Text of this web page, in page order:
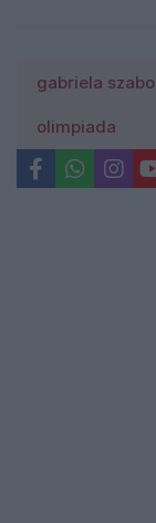
gabriela szabo
olimpiada